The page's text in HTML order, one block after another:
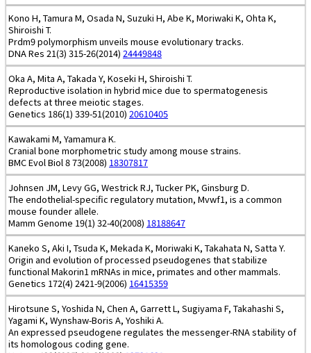
Kono H, Tamura M, Osada N, Suzuki H, Abe K, Moriwaki K, Ohta K,
Shiroishi T.
Prdm9 polymorphism unveils mouse evolutionary tracks.
DNA Res 21(3) 315-26(2014) 24449848
Oka A, Mita A, Takada Y, Koseki H, Shiroishi T.
Reproductive isolation in hybrid mice due to spermatogenesis
defects at three meiotic stages.
Genetics 186(1) 339-51(2010) 20610405
Kawakami M, Yamamura K.
Cranial bone morphometric study among mouse strains.
BMC Evol Biol 8 73(2008) 18307817
Johnsen JM, Levy GG, Westrick RJ, Tucker PK, Ginsburg D.
The endothelial-specific regulatory mutation, Mvwf1, is a common
mouse founder allele.
Mamm Genome 19(1) 32-40(2008) 18188647
Kaneko S, Aki I, Tsuda K, Mekada K, Moriwaki K, Takahata N, Satta Y.
Origin and evolution of processed pseudogenes that stabilize
functional Makorin1 mRNAs in mice, primates and other mammals.
Genetics 172(4) 2421-9(2006) 16415359
Hirotsune S, Yoshida N, Chen A, Garrett L, Sugiyama F, Takahashi S,
Yagami K, Wynshaw-Boris A, Yoshiki A.
An expressed pseudogene regulates the messenger-RNA stability of
its homologous coding gene.